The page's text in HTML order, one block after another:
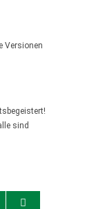
Versionen
sind